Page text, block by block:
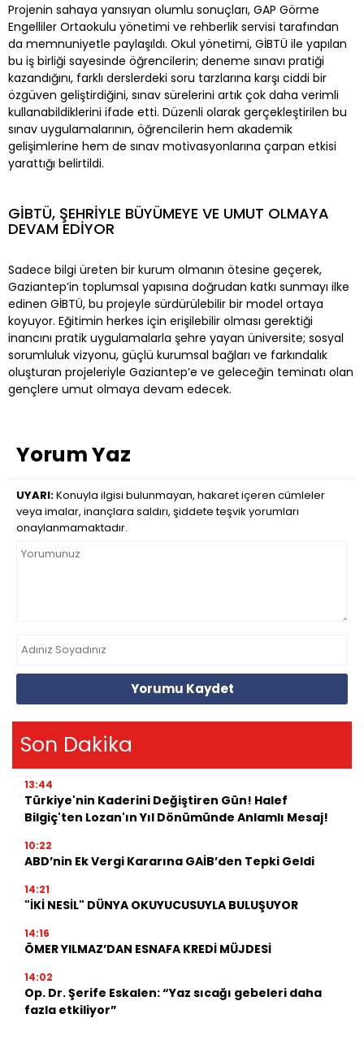
Projenin sahaya yansıyan olumlu sonuçları, GAP Görme
Engelliler Ortaokulu yönetimi ve rehberlik servisi tarafından
da memnuniyetle paylaşıldı. Okul yönetimi, GİBTÜ ile yapılan
bu iş birliği sayesinde öğrencilerin; deneme sınavı pratiği
kazandığını, farklı derslerdeki soru tarzlarına karşı ciddi bir
özgüven geliştirdiğini, sınav sürelerini artık çok daha verimli
kullanabildiklerini ifade etti. Düzenli olarak gerçekleştirilen bu
sınav uygulamalarının, öğrencilerin hem akademik
gelişimlerine hem de sınav motivasyonlarına çarpan etkisi
yarattığı belirtildi.
GİBTÜ, ŞEHRİYLE BÜYÜMEYE VE UMUT OLMAYA
DEVAM EDİYOR
Sadece bilgi üreten bir kurum olmanın ötesine geçerek,
Gaziantep’in toplumsal yapısına doğrudan katkı sunmayı ilke
edinen GİBTÜ, bu projeyle sürdürülebilir bir model ortaya
koyuyor. Eğitimin herkes için erişilebilir olması gerektiği
inancını pratik uygulamalarla şehre yayan üniversite; sosyal
sorumluluk vizyonu, güçlü kurumsal bağları ve farkındalık
oluşturan projeleriyle Gaziantep’e ve geleceğin teminatı olan
gençlere umut olmaya devam edecek.
Yorum Yaz
UYARI:Konuyla ilgisi bulunmayan, hakaret içeren cümleler
veya imalar, inançlara saldırı, şiddete teşvik yorumları
onaylanmamaktadır.
Yorumu Kaydet
Son Dakika
13:44
Türkiye'nin Kaderini Değiştiren Gün! Halef
Bilgiç'ten Lozan'ın Yıl Dönümünde Anlamlı Mesaj!
10:22
ABD’nin Ek Vergi Kararına GAİB’den Tepki Geldi
14:21
"İKİ NESİL" DÜNYA OKUYUCUSUYLA BULUŞUYOR
14:16
ÖMER YILMAZ’DAN ESNAFA KREDİ MÜJDESİ
14:02
Op. Dr. Şerife Eskalen: “Yaz sıcağı gebeleri daha
fazla etkiliyor”